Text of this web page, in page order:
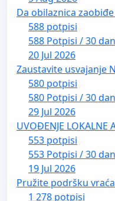
Da obilaznica
588 potpisi
588 Potpisi / 30
20 Jul 2026
Zaustavite usvajanje
580 potpisi
580 Potpisi / 30
29 Jul 2026
UVOĐENJE LOKALNE
553 potpisi
553 Potpisi / 30
19 Jul 2026
Pružite podršku
1 278 potpisi